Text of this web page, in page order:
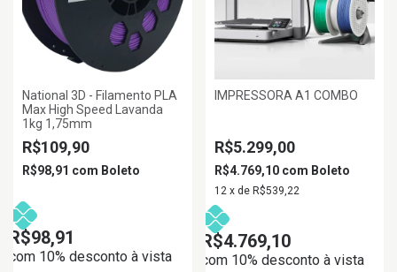
National 3D - Filamento PLA
Max High Speed Lavanda
1kg 1,75mm
R$109,90
R$98,91 com Boleto
R$98,91
com 10% desconto à vista
IMPRESSORA A1 COMBO
R$5.299,00
R$4.769,10 com Boleto
12 x de R$539,22
R$4.769,10
com 10% desconto à vista